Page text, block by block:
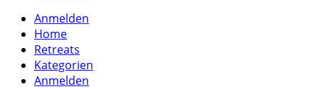
Anmelden
Home
Retreats
Kategorien
Anmelden